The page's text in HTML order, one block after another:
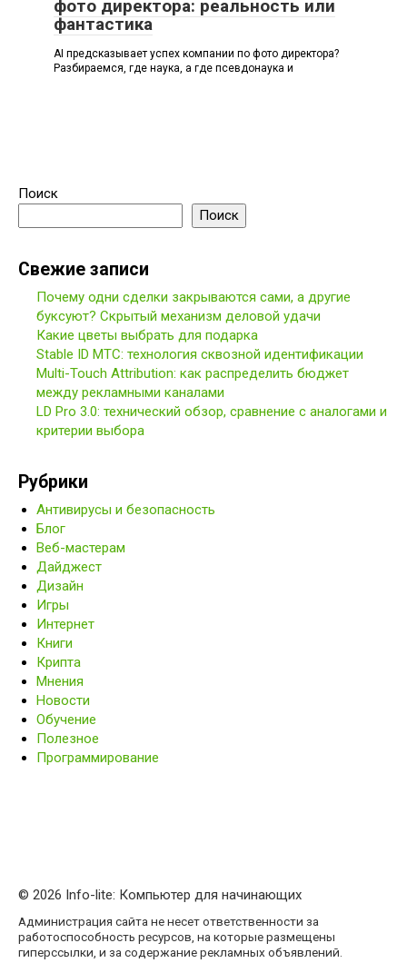
фото директора: реальность или
фантастика
AI предсказывает успех компании по фото директора?
Разбираемся, где наука, а где псевдонаука и
Поиск
Поиск
Свежие записи
Почему одни сделки закрываются сами, а другие
буксуют? Скрытый механизм деловой удачи
Какие цветы выбрать для подарка
Stable ID МТС: технология сквозной идентификации
Multi-Touch Attribution: как распределить бюджет
между рекламными каналами
LD Pro 3.0: технический обзор, сравнение с аналогами и
критерии выбора
Рубрики
Антивирусы и безопасность
Блог
Веб-мастерам
Дайджест
Дизайн
Игры
Интернет
Книги
Крипта
Мнения
Новости
Обучение
Полезное
Программирование
© 2026 Info-lite: Компьютер для начинающих
Администрация сайта не несет ответственности за
работоспособность ресурсов, на которые размещены
гиперссылки, и за содержание рекламных объявлений.